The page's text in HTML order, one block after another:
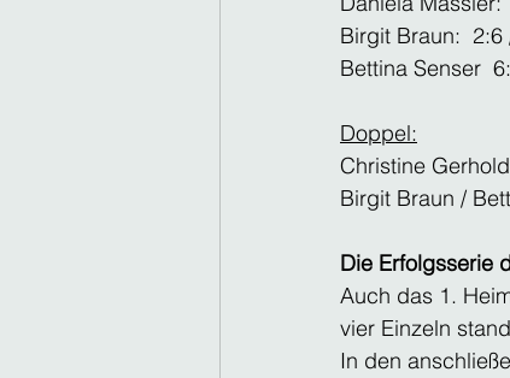
Birgit Braun:
Bettina Senser
Doppel:
Christine
Birgit Braun /
Die Erfolgsserie
Auch das 1.
vier Einzeln
In den